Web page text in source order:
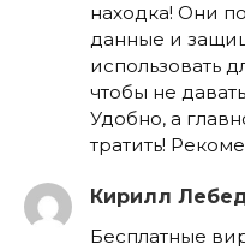
находка! Они
данные и
использовать
чтобы не
Удобно, а
тратить!
Кирилл
Бесплатные